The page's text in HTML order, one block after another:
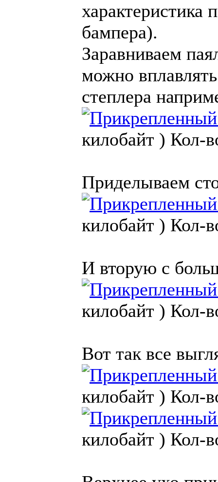
характеристика
бампера).
Заравниваем
можно
степлера
килобайт ) Кол-
Приделываем
килобайт ) Кол-
И вторую с
килобайт ) Кол-
Вот так все
килобайт ) Кол-
килобайт ) Кол-